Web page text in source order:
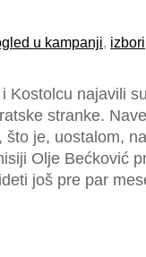
u kampanji, izbori
Kostolcu najavili
stranke.
je, uostalom,
Olje Bećković
još pre par